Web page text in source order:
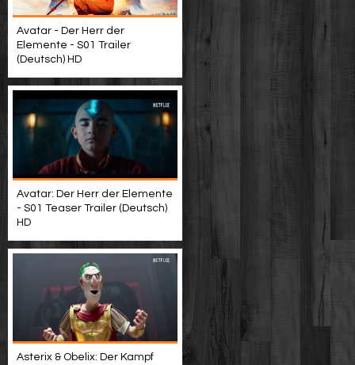
Avatar - Der Herr der
Elemente - S01 Trailer
(Deutsch) HD
Avatar: Der Herr der Elemente
- S01 Teaser Trailer (Deutsch)
HD
Asterix & Obelix: Der Kampf